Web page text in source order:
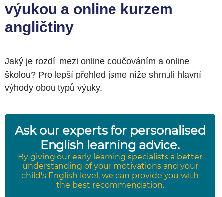
výukou a online kurzem
angličtiny
Jaký je rozdíl mezi online doučováním a online
školou? Pro lepší přehled jsme níže shrnuli hlavní
výhody obou typů výuky.